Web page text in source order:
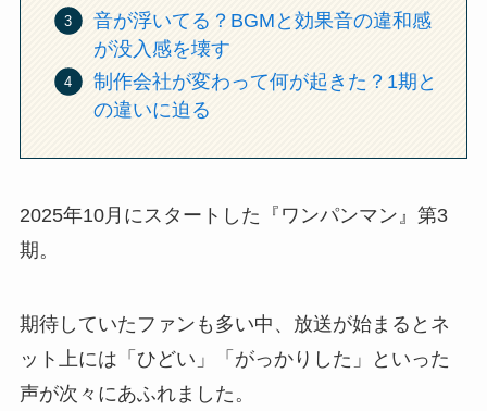
音が浮いてる？BGMと効果音の違和感
が没入感を壊す
制作会社が変わって何が起きた？1期と
の違いに迫る
2025年10月にスタートした『ワンパンマン』第3
期。
期待していたファンも多い中、放送が始まるとネ
ット上には「ひどい」「がっかりした」といった
声が次々にあふれました。